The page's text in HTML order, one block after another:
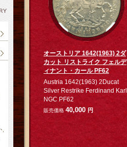
オーストリア 1642(1963) 2ダ
カット リストライク フェルデ
ィナント・カール PF62
Austria 1642(1963) 2Ducat
Silver Restrike Ferdinand Karl
NGC PF62
販売価格 40,000 円